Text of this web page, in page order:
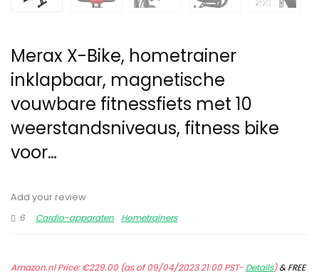
Merax X-Bike, hometrainer
inklapbaar, magnetische
vouwbare fitnessfiets met 10
weerstandsniveaus, fitness bike
voor…
Add your review
6
Cardio-apparaten Hometrainers
Amazon.nl Price:€229.00(as of 09/04/2023 21:00 PST- Details)&FREE